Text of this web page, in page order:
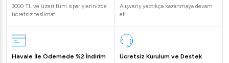
3000 TL ve üzeri tüm siparişlerinizde
ücretsiz teslimat.
Alışveriş yaptıkça kazanmaya devam
et
Havale İle Ödemede %2 İndirim Ücretsiz Kurulum ve Destek